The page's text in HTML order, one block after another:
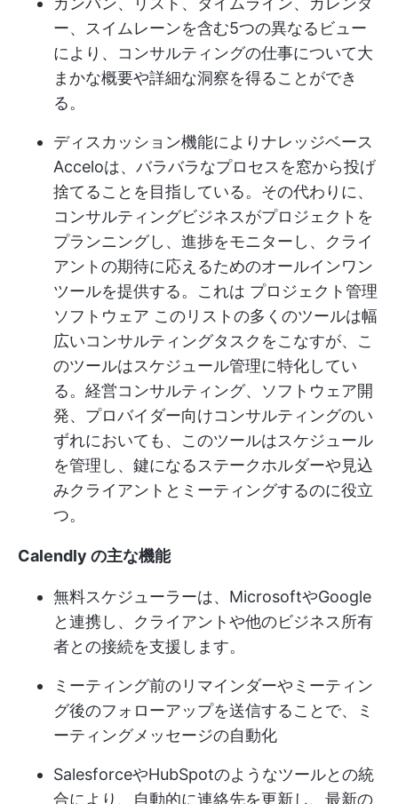
ー、スイムレーンを含む5つの異なるビュー
により、コンサルティングの仕事について大
まかな概要や詳細な洞察を得ることができ
る。
ディスカッション機能によりナレッジベース
Acceloは、バラバラなプロセスを窓から投げ
捨てることを目指している。その代わりに、
コンサルティングビジネスがプロジェクトを
プランニングし、進捗をモニターし、クライ
アントの期待に応えるためのオールインワン
ツールを提供する。これは プロジェクト管理
ソフトウェア このリストの多くのツールは幅
広いコンサルティングタスクをこなすが、こ
のツールはスケジュール管理に特化してい
る。経営コンサルティング、ソフトウェア開
発、プロバイダー向けコンサルティングのい
ずれにおいても、このツールはスケジュール
を管理し、鍵になるステークホルダーや見込
みクライアントとミーティングするのに役立
つ。
Calendly の主な機能
無料スケジューラーは、MicrosoftやGoogle
と連携し、クライアントや他のビジネス所有
者との接続を支援します。
ミーティング前のリマインダーやミーティン
グ後のフォローアップを送信することで、ミ
ーティングメッセージの自動化
SalesforceやHubSpotのようなツールとの統
合により、自動的に連絡先を更新し、最新の